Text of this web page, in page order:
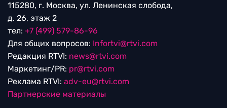
115280, г. Москва, ул. Ленинская слобода,
д. 26, этаж 2
тел: +7 (499) 579-86-96
Для общих вопросов: Infortvi@rtvi.com
Редакция RTVI: news@rtvi.com
Маркетинг/PR: pr@rtvi.com
Реклама RTVI: adv-eu@rtvi.com
Партнерские материалы